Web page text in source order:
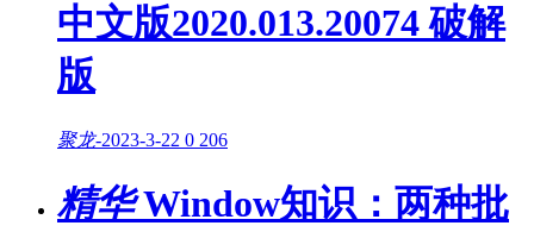
中文版2020.013.20074 破解
版
聚龙-2023-3-22 0 206
精华Window知识：两种批